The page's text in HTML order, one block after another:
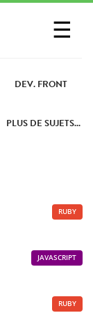
☰
DEV. FRONT
PLUS DE SUJETS...
RUBY
JAVASCRIPT
RUBY